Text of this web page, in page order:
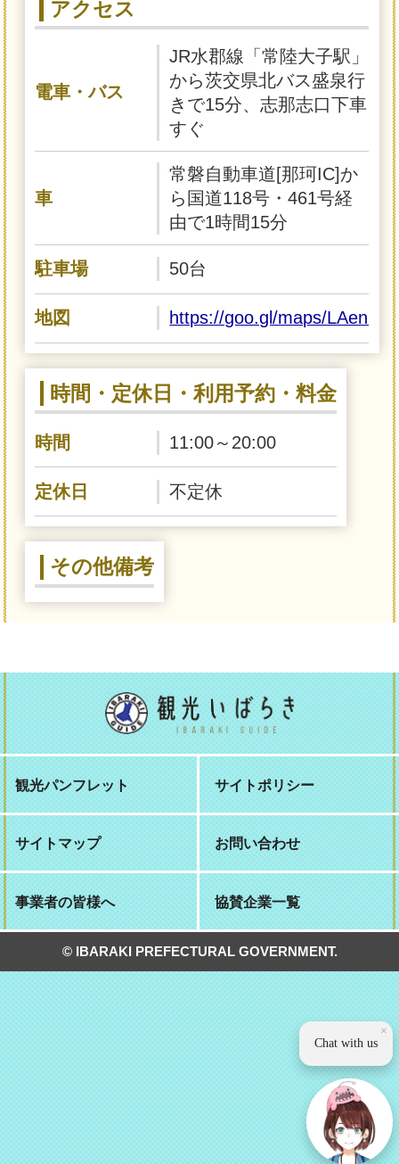
アクセス
電車・バス
JR水郡線「常陸大子駅」
から茨交県北バス盛泉行
きで15分、志那志口下車
すぐ
車
常磐自動車道[那珂IC]か
ら国道118号・461号経
由で1時間15分
駐車場 50台
地図 https://goo.gl/maps/
時間・定休日・利用予約・料金
時間 11:00～20:00
定休日 不定休
その他備考
観光パンフレット サイトポリシー
サイトマップ お問い合わせ
事業者の皆様へ 協賛企業一覧
© IBARAKI PREFECTURAL GOVERNMENT.
×
Chat with us